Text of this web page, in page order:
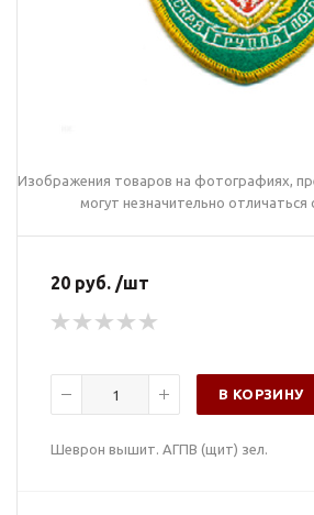
Изображения товаров на фотографиях,
могут незначительно отличаться
20 руб. /шт
В КОРЗИНУ
Шеврон вышит. АГПВ (щит) зел.